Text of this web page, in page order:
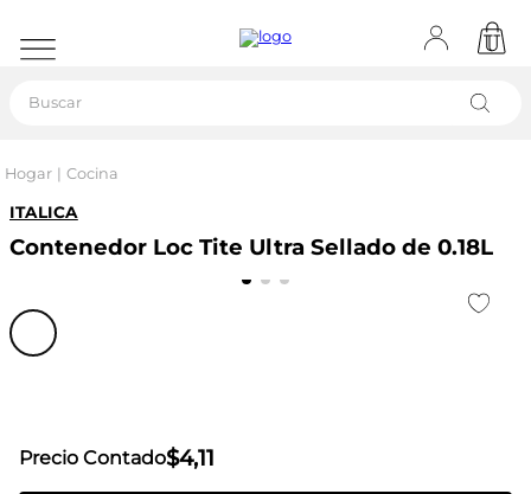
Hogar Cocina
ITALICA
Contenedor Loc Tite Ultra Sellado de 0.18L
Precio Contado$4,11